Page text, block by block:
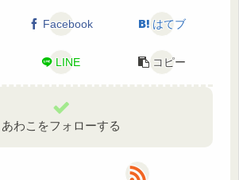
Facebook はてブ
LINE コピー
あわこをフォローする